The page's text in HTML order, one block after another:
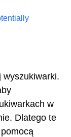
wyszukiwarki.
w
Dlatego te